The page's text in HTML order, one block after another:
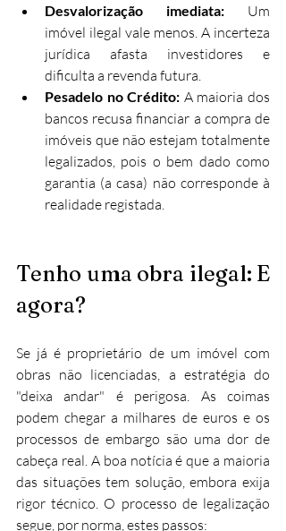
Desvalorização imediata: Um
imóvel ilegal vale menos. A incerteza
jurídica afasta investidores e
dificulta a revenda futura.
Pesadelo no Crédito: A maioria dos
bancos recusa financiar a compra de
imóveis que não estejam totalmente
legalizados, pois o bem dado como
garantia (a casa) não corresponde à
realidade registada.
Tenho uma obra ilegal: E
agora?
Se já é proprietário de um imóvel com
obras não licenciadas, a estratégia do
"deixa andar" é perigosa. As coimas
podem chegar a milhares de euros e os
processos de embargo são uma dor de
cabeça real. A boa notícia é que a maioria
das situações tem solução, embora exija
rigor técnico. O processo de legalização
segue, por norma, estes passos: